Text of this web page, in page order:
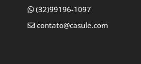
(32)99196-1097
contato@casule.com